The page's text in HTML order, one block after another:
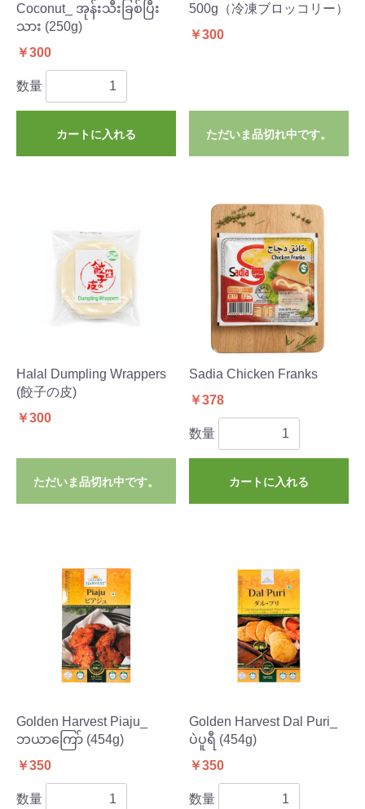
Coconut_ အုန်းသီးခြစ်ပြီး
သား (250g)
￥300
数量
カートに入れる
500g（冷凍ブロッコリー）
￥300
ただいま品切れ中です。
Halal Dumpling Wrappers
(餃子の皮)
￥300
ただいま品切れ中です。
Sadia Chicken Franks
￥378
数量
カートに入れる
Golden Harvest Piaju_
ဘယာကြော် (454g)
￥350
数量
Golden Harvest Dal Puri_
ပဲပူရီ (454g)
￥350
数量